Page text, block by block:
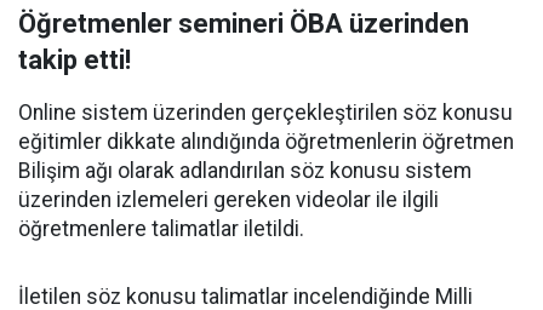
Öğretmenler semineri ÖBA üzerinden
takip etti!
Online sistem üzerinden gerçekleştirilen söz konusu
eğitimler dikkate alındığında öğretmenlerin öğretmen
Bilişim ağı olarak adlandırılan söz konusu sistem
üzerinden izlemeleri gereken videolar ile ilgili
öğretmenlere talimatlar iletildi.
İletilen söz konusu talimatlar incelendiğinde Milli